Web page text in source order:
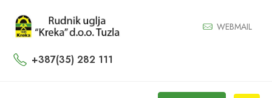
WEBMAIL
+387(35) 282 111